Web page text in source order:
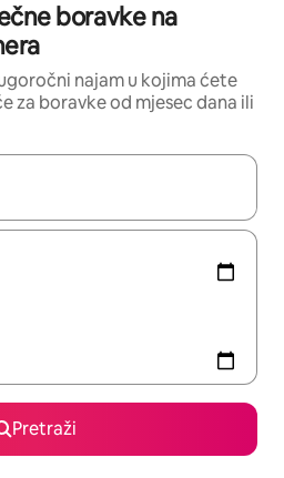
boravke na
najam u kojima ćete
za boravke od mjesec dana ili
krećite se gore i dolje pomoću
Pretraži